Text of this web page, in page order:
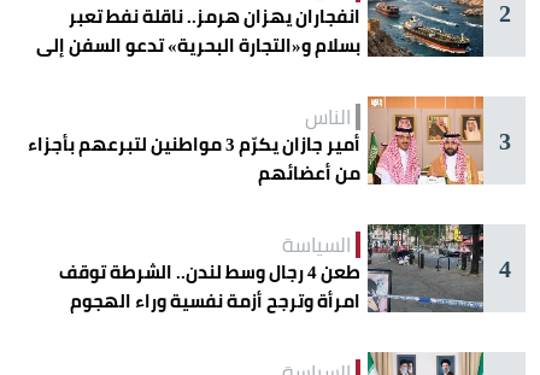
2
انفجاران يهزان هرمز.. ناقلة نفط تعبر
بسلام و«التجارة البحرية» تدعو السفن إلى
3
الناس
أمير جازان يكرّم 3 مواطنين لتبرعهم بأجزاء
من أعضائهم
4
السياسة
طعن 4 رجال وسط لندن.. الشرطة توقف
امرأة وترجح أزمة نفسية وراء الهجوم